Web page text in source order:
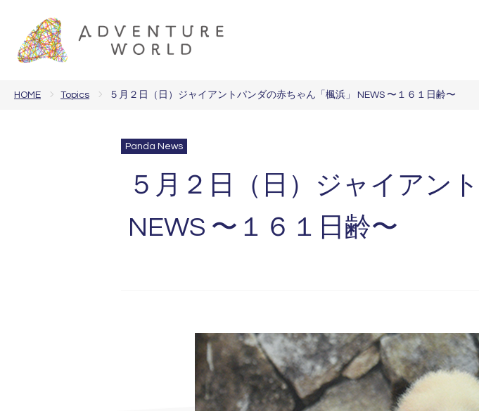
HOME Topics ５月２日（日）ジャイアントパンダの赤ちゃん「楓浜」 NEWS 〜１６１日齢〜
Panda News
５月２日（日）ジャイアン
NEWS 〜１６１日齢〜